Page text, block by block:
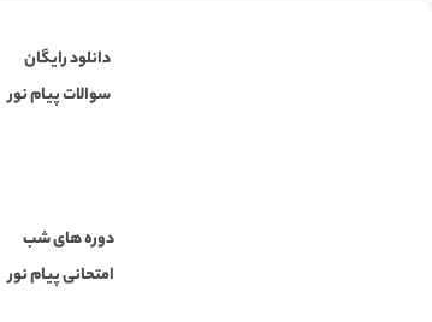
دانلود رایگان
سوالات پیام نور
دوره های شب
امتحانی پیام نور